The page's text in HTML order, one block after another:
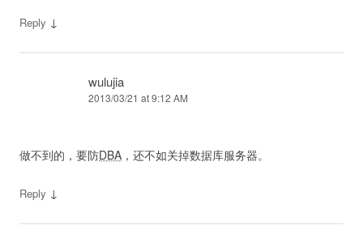
Reply ↓
wulujia
2013/03/21 at 9:12 AM
做不到的，要防DBA ，还不如关掉数据库服务器。
Reply ↓